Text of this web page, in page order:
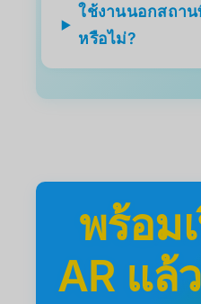
ใช้งานนอกสถา
หรือไม่?
พร้อม
AR แล้